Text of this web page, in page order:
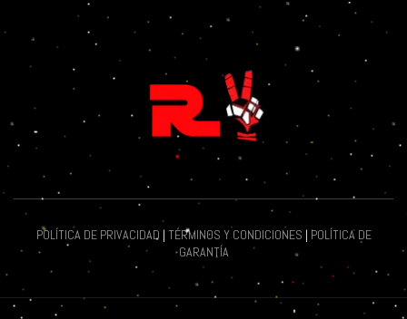
POLÍTICA DE PRIVACIDAD | TÉRMINOS Y CONDICIONES | POLÍTICA DE
GARANTÍA